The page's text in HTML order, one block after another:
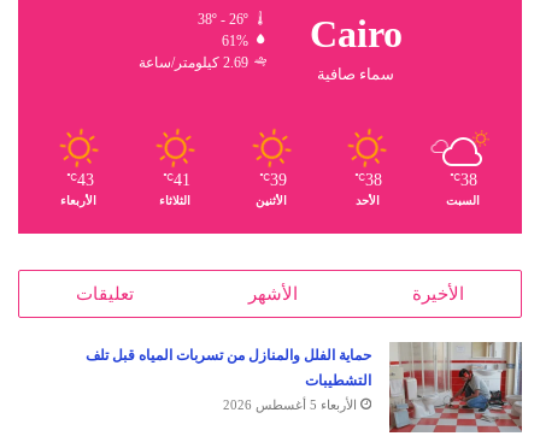
Cairo
سماء صافية
38º - 26º
61%
2.69 كيلومتر/ساعة
38
℃
السبت
38
℃
الأحد
39
℃
الأثنين
41
℃
الثلاثاء
43
℃
الأربعاء
الأخيرة الأشهر تعليقات
حماية الفلل والمنازل من تسربات المياه قبل تلف
التشطيبات
الأربعاء 5 أغسطس 2026